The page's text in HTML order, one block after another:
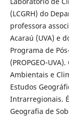
(LCGRH) do
professora
Acaraú (UVA) e
Programa de
(PROPGEO-
Ambientais e
Estudos
Intrarregionais.
Geografia de